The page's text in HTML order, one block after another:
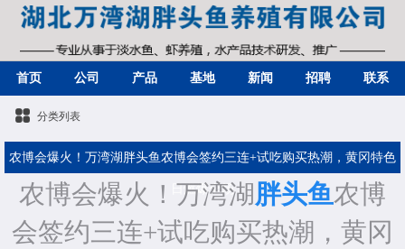
首页 公司 产品 基地 新闻 招聘 联系
分类列表
农博会爆火！万湾湖胖头鱼农博会签约三连+试吃购买热潮，黄冈特色
日燃爆全场
农博会爆火 ！万湾湖胖头鱼农博
会签约三连+试吃购买热潮 ，黄冈